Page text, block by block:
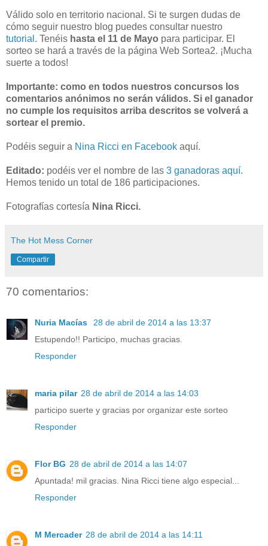
Válido solo en territorio nacional. Si te surgen dudas de
cómo seguir nuestro blog puedes consultar nuestro
tutorial. Tenéis hasta el 11 de Mayo para participar. El
sorteo se hará a través de la página Web Sortea2. ¡Mucha
suerte a todos!
Importante: como en todos nuestros concursos los
comentarios anónimos no serán válidos. Si el ganador
no cumple los requisitos arriba descritos se volverá a
sortear el premio.
Podéis seguir a Nina Ricci en Facebook aquí.
Editado: podéis ver el nombre de las 3 ganadoras aquí.
Hemos tenido un total de 186 participaciones.
Fotografías cortesía Nina Ricci.
The Hot Mess Corner
Compartir
70 comentarios:
Nuria Macías
28 de abril de 2014 a las 13:37
Estupendo!! Participo, muchas gracias.
Responder
maria pilar 28 de abril de 2014 a las 14:03
participo suerte y gracias por organizar este sorteo
Responder
Flor BG 28 de abril de 2014 a las 14:07
Apuntada! mil gracias. Nina Ricci tiene algo especial...
Responder
M Mercader 28 de abril de 2014 a las 14:11